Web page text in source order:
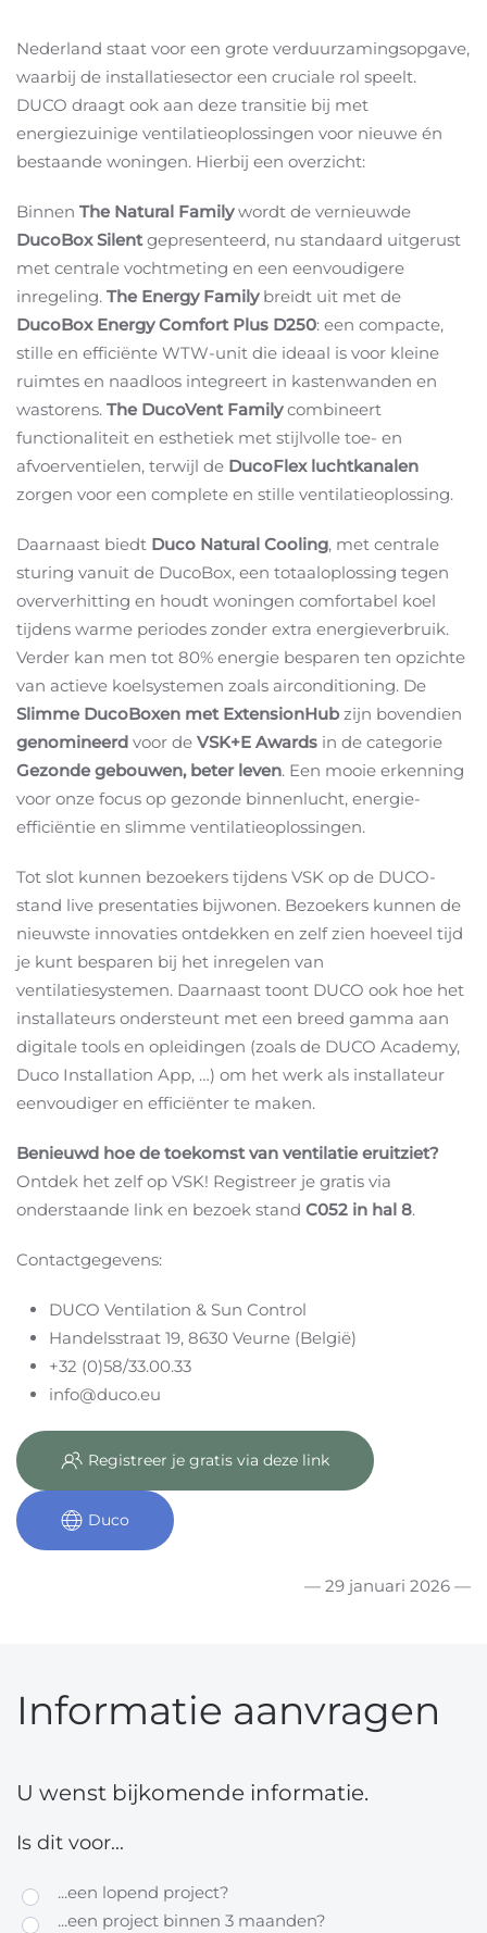
Nederland staat voor een grote verduurzamingsopgave,
waarbij de installatiesector een cruciale rol speelt.
DUCO draagt ook aan deze transitie bij met
energiezuinige ventilatieoplossingen voor nieuwe én
bestaande woningen. Hierbij een overzicht:
Binnen The Natural Familywordt de vernieuwde
DucoBox Silentgepresenteerd, nu standaard uitgerust
met centrale vochtmeting en een eenvoudigere
inregeling. The Energy Familybreidt uit met de
DucoBox Energy Comfort Plus D250: een compacte,
stille en efficiënte WTW-unit die ideaal is voor kleine
ruimtes en naadloos integreert in kastenwanden en
wastorens. The DucoVent Familycombineert
functionaliteit en esthetiek met stijlvolle toe- en
afvoerventielen, terwijl de DucoFlex luchtkanalen
zorgen voor een complete en stille ventilatieoplossing.
Daarnaast biedt Duco Natural Cooling, met centrale
sturing vanuit de DucoBox, een totaaloplossing tegen
oververhitting en houdt woningen comfortabel koel
tijdens warme periodes zonder extra energieverbruik.
Verder kan men tot 80% energie besparen ten opzichte
van actieve koelsystemen zoals airconditioning. De
Slimme DucoBoxen met ExtensionHubzijn bovendien
genomineerd voor de VSK+E Awards in de categorie
Gezonde gebouwen, beter leven. Een mooie erkenning
voor onze focus op gezonde binnenlucht, energie-
efficiëntie en slimme ventilatieoplossingen.
Tot slot kunnen bezoekers tijdens VSK op de DUCO-
stand live presentaties bijwonen. Bezoekers kunnen de
nieuwste innovaties ontdekken en zelf zien hoeveel tijd
je kunt besparen bij het inregelen van
ventilatiesystemen. Daarnaast toont DUCO ook hoe het
installateurs ondersteunt met een breed gamma aan
digitale tools en opleidingen (zoals de DUCO Academy,
Duco Installation App, …) om het werk als installateur
eenvoudiger en efficiënter te maken.
Benieuwd hoe de toekomst van ventilatie eruitziet?
Ontdek het zelf op VSK! Registreer je gratis via
onderstaande link en bezoek stand C052 in hal 8.
Contactgegevens:
DUCO Ventilation & Sun Control
Handelsstraat 19, 8630 Veurne (België)
+32 (0)58/33.00.33
info@duco.eu
Registreer je gratis via deze link
Duco
— 29 januari 2026 —
Informatie aanvragen
U wenst bijkomende informatie.
Is dit voor...
...een lopend project?
...een project binnen 3 maanden?